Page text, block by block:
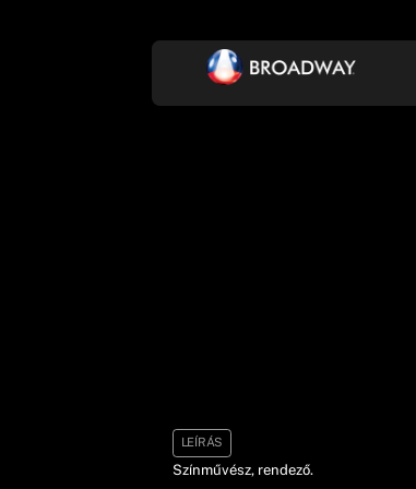
LEÍRÁS
Színművész, rendező.